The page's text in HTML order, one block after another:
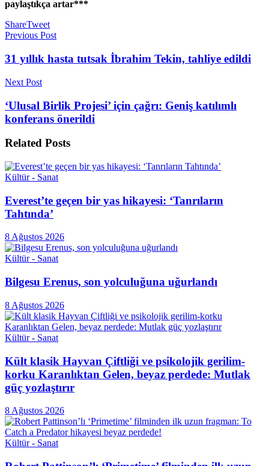
paylaştıkça artar***
ShareTweet
Previous Post
31 yıllık hasta tutsak İbrahim Tekin, tahliye edildi
Next Post
‘Ulusal Birlik Projesi’ için çağrı: Geniş katılımlı
konferans önerildi
Related Posts
Kültür - Sanat
Everest’te geçen bir yas hikayesi: ‘Tanrıların
Tahtında’
8 Ağustos 2026
Kültür - Sanat
Bilgesu Erenus, son yolculuğuna uğurlandı
8 Ağustos 2026
Kültür - Sanat
Kült klasik Hayvan Çiftliği ve psikolojik gerilim-
korku Karanlıktan Gelen, beyaz perdede: Mutlak
güç yozlaştırır
8 Ağustos 2026
Kültür - Sanat